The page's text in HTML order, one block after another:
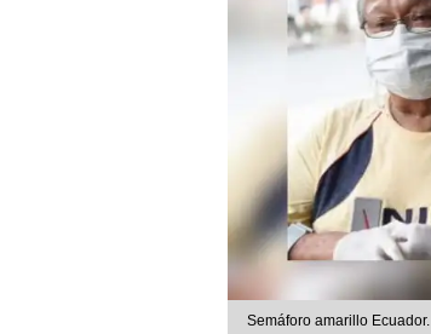
Semáforo amarillo Ecuador.